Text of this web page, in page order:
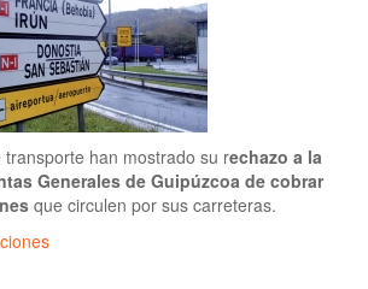
transporte han mostrado su rechazo a la
Generales de Guipúzcoa de cobrar
que circulen por sus carreteras.